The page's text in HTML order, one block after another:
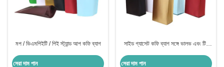
মপ / ভিএমপিইটি / পিই স্ট্যান্ড আপ কফি ব্যাগ
সেরা দাম পান
সাইড গ্যাসেট কফি ব্যাগ সঙ্গে ভালভ এবং টিন
সেরা দাম পান